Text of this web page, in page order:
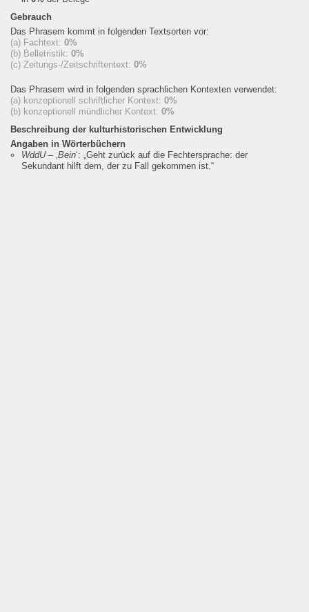
Gebrauch
Das Phrasem kommt in folgenden Textsorten vor:
(a) Fachtext: 0%
(b) Belletristik: 0%
(c) Zeitungs-/Zeitschriftentext: 0%
Das Phrasem wird in folgenden sprachlichen Kontexten verwendet:
(a) konzeptionell schriftlicher Kontext: 0%
(b) konzeptionell mündlicher Kontext: 0%
Beschreibung der kulturhistorischen Entwicklung
Angaben in Wörterbüchern
WddU– ‚Bein‘: „Geht zurück auf die Fechtersprache: der
Sekundant hilft dem, der zu Fall gekommen ist.“